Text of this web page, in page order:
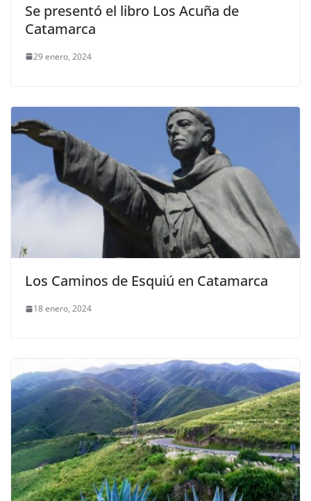
Se presentó el libro Los Acuña de
Catamarca
29 enero, 2024
Los Caminos de Esquiú en Catamarca
18 enero, 2024